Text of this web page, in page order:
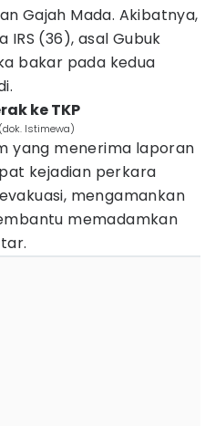
Gajah Mada. Akibatnya,
(36), asal Gubuk
bakar pada kedua
ke TKP
Istimewa)
yang menerima laporan
kejadian perkara
mengamankan
memadamkan